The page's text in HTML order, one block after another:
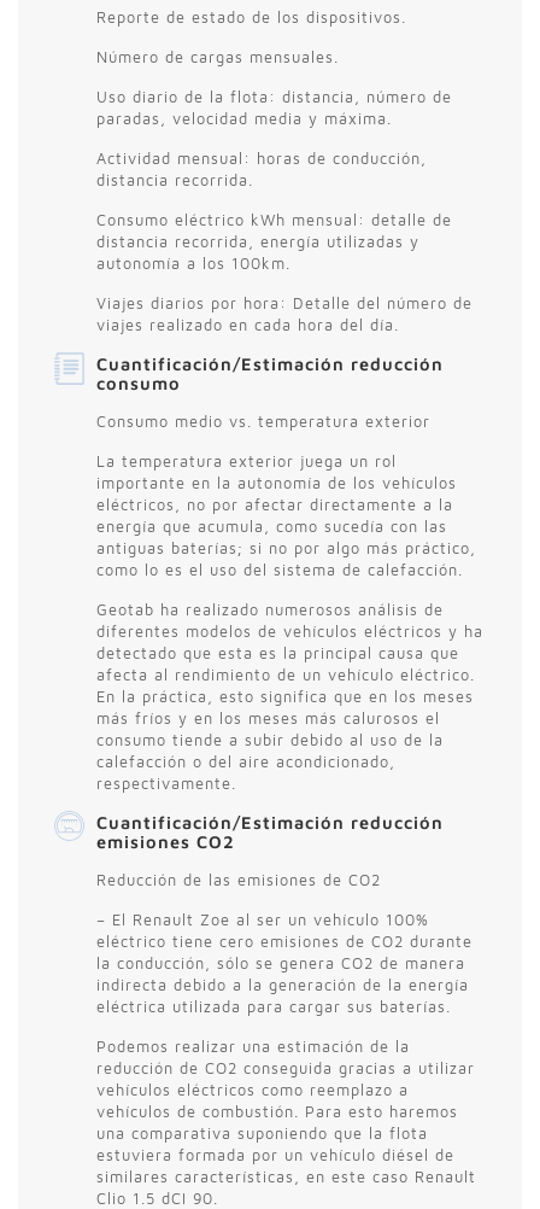
Reporte de estado de los dispositivos.
Número de cargas mensuales.
Uso diario de la flota: distancia, número de
paradas, velocidad media y máxima.
Actividad mensual: horas de conducción,
distancia recorrida.
Consumo eléctrico kWh mensual: detalle de
distancia recorrida, energía utilizadas y
autonomía a los 100km.
Viajes diarios por hora: Detalle del número de
viajes realizado en cada hora del día.
Cuantificación/Estimación reducción
consumo
Consumo medio vs. temperatura exterior
La temperatura exterior juega un rol
importante en la autonomía de los vehículos
eléctricos, no por afectar directamente a la
energía que acumula, como sucedía con las
antiguas baterías; si no por algo más práctico,
como lo es el uso del sistema de calefacción.
Geotab ha realizado numerosos análisis de
diferentes modelos de vehículos eléctricos y ha
detectado que esta es la principal causa que
afecta al rendimiento de un vehículo eléctrico.
En la práctica, esto significa que en los meses
más fríos y en los meses más calurosos el
consumo tiende a subir debido al uso de la
calefacción o del aire acondicionado,
respectivamente.
Cuantificación/Estimación reducción
emisiones CO2
Reducción de las emisiones de CO2
– El Renault Zoe al ser un vehículo 100%
eléctrico tiene cero emisiones de CO2 durante
la conducción, sólo se genera CO2 de manera
indirecta debido a la generación de la energía
eléctrica utilizada para cargar sus baterías.
Podemos realizar una estimación de la
reducción de CO2 conseguida gracias a utilizar
vehículos eléctricos como reemplazo a
vehículos de combustión. Para esto haremos
una comparativa suponiendo que la flota
estuviera formada por un vehículo diésel de
similares características, en este caso Renault
Clio 1.5 dCI 90.